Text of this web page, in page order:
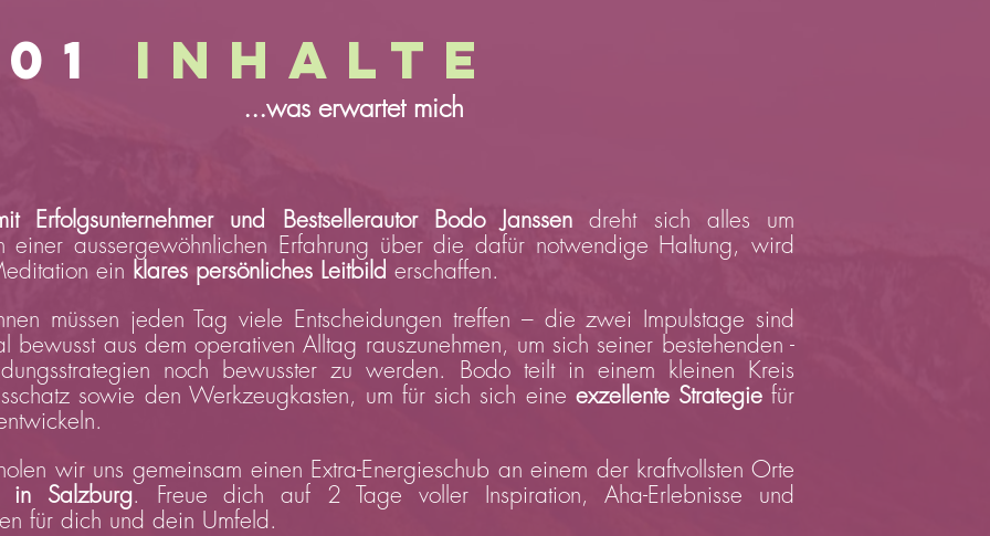
01 Inhalte
...was erwartet mich
Erfolgsunternehmer und BestsellerautorBodo Janssen dreht sich alles um
aussergewöhnlichen Erfahrung über die dafür notwendige Haltung, wird
ein klares persönliches Leitbild erschaffen.
müssen jeden Tag viele Entscheidungen treffen – die zwei Impulstage sind
aus dem operativen Alltag rauszunehmen, um sich seiner bestehenden -
noch bewusster zu werden. Bodo teilt in einem kleinen Kreis
sowie den Werkzeugkasten, um für sich sich eine exzellente Strategiefür
wir uns gemeinsam einen Extra-Energieschub an einem der kraftvollsten Orte
in Salzburg.
Freue dich auf 2 Tage voller Inspiration, Aha-Erlebnisse und
für dich und dein Umfeld.